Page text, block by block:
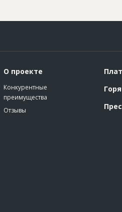
О проекте
Конкурентные
преимущества
Отзывы